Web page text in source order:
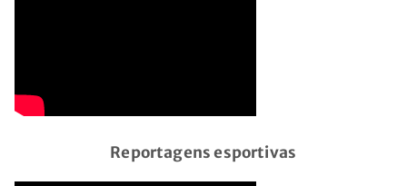
Reportagens esportivas